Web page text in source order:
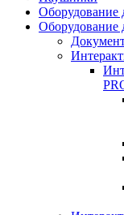
Оборудование
Оборудование